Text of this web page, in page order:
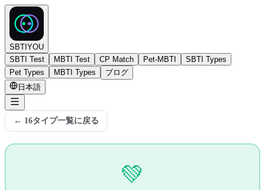
SBTIYOU
SBTI Test
MBTI Test CP Match Pet-MBTI
SBTI Types
Pet Types
MBTI Types
ブログ
日本語
← 16タイプ一覧に戻る
💚